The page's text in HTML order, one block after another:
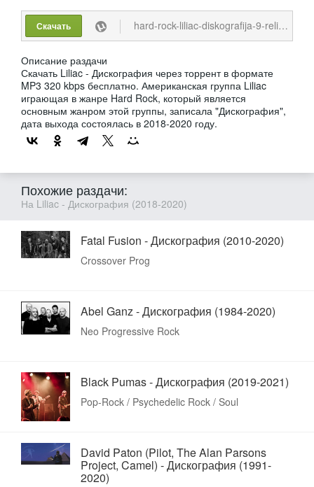
Скачать hard-rock-liliac-diskografija-9-relizov-2018-2020-mp3-320-kbps.torrent
Описание раздачи
Скачать Liliac - Дискография через торрент в формате
MP3 320 kbps бесплатно. Американская группа Liliac
играющая в жанре Hard Rock, который является
основным жанром этой группы, записала "Дискография",
дата выхода состоялась в 2018-2020 году.
Похожие раздачи:
На Liliac - Дискография (2018-2020)
Fatal Fusion - Дискография (2010-2020)
Crossover Prog
Abel Ganz - Дискография (1984-2020)
Neo Progressive Rock
Black Pumas - Дискография (2019-2021)
Pop-Rock / Psychedelic Rock / Soul
David Paton (Pilot, The Alan Parsons
Project, Camel) - Дискография (1991-
2020)